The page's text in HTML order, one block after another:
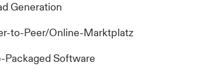
Generation
to-Peer/Online-Marktplatz
Packaged Software